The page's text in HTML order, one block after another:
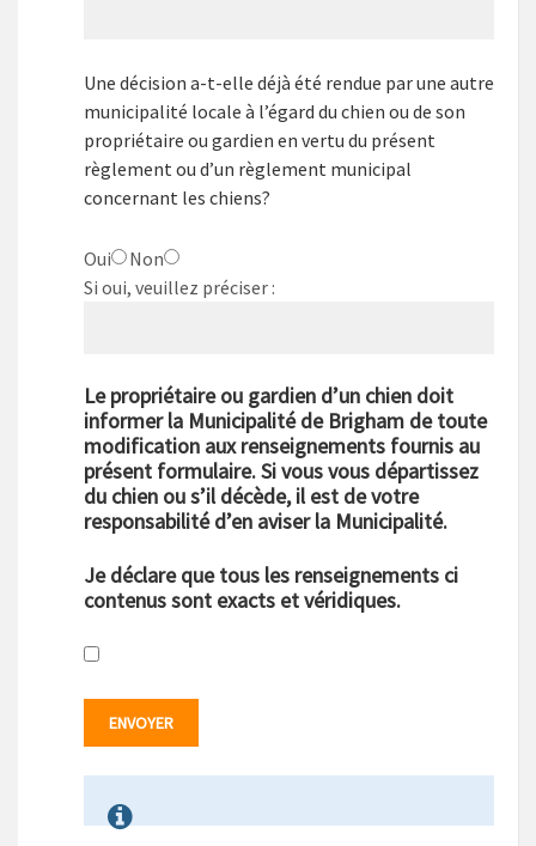
Une décision a-t-elle déjà été rendue par une autre
municipalité locale à l’égard du chien ou de son
propriétaire ou gardien en vertu du présent
règlement ou d’un règlement municipal
concernant les chiens?
Oui
Non
Si oui, veuillez préciser :
Le propriétaire ou gardien d’un chien doit
informer la Municipalité de Brigham de toute
modification aux renseignements fournis au
présent formulaire. Si vous vous départissez
du chien ou s’il décède, il est de votre
responsabilité d’en aviser la Municipalité.
Je déclare que tous les renseignements ci
contenus sont exacts et véridiques.